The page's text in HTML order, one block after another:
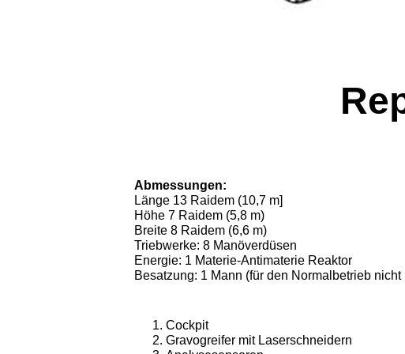
Abmessungen:
Länge 13 Raidem (10,7 m]
Höhe 7 Raidem (5,8 m)
Breite 8 Raidem (6,6 m)
Triebwerke: 8 Manöverdüsen
Energie: 1 Materie-Antimaterie Reaktor
Besatzung: 1 Mann (für den Normalbetrieb
Cockpit
Gravogreifer mit Laserschneidern